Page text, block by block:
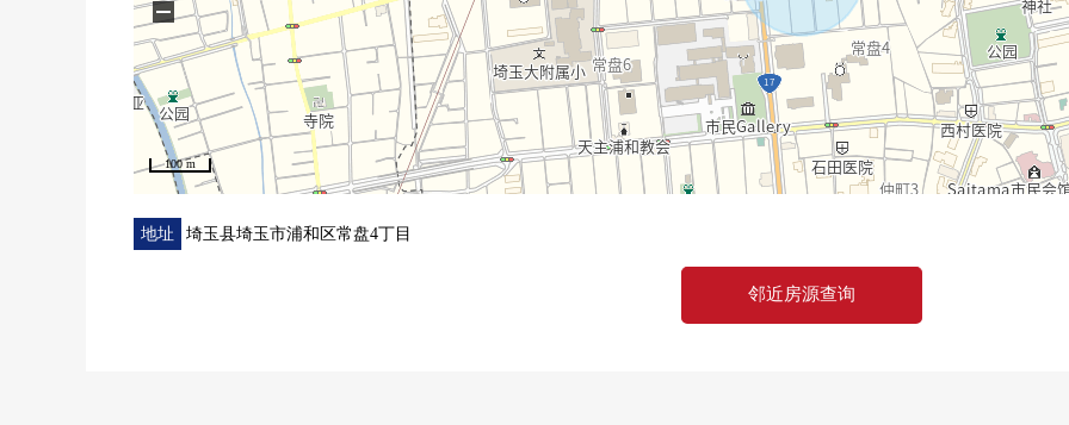
100 m
−
地址 埼玉县埼玉市浦和区常盘4丁目
邻近房源查询